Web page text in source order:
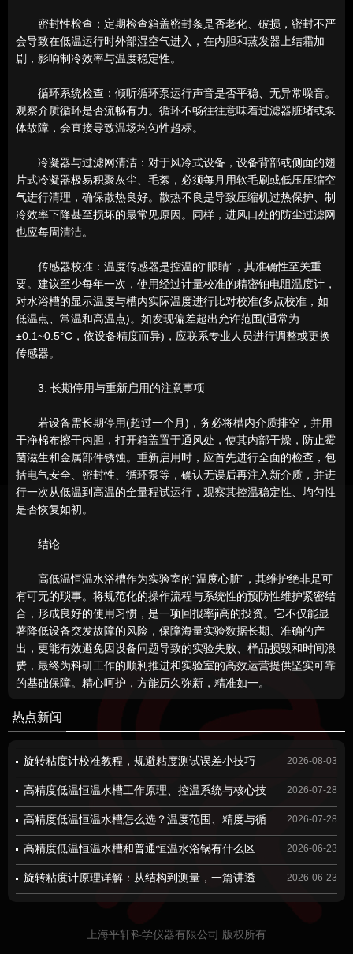
密封性检查：定期检查箱盖密封条是否老化、破损，密封不严
会导致在低温运行时外部湿空气进入，在内胆和蒸发器上结霜加
剧，影响制冷效率与温度稳定性。
循环系统检查：倾听循环泵运行声音是否平稳、无异常噪音。
观察介质循环是否流畅有力。循环不畅往往意味着过滤器脏堵或泵
体故障，会直接导致温场均匀性超标。
冷凝器与过滤网清洁：对于风冷式设备，设备背部或侧面的翅
片式冷凝器极易积聚灰尘、毛絮，必须每月用软毛刷或低压压缩空
气进行清理，确保散热良好。散热不良是导致压缩机过热保护、制
冷效率下降甚至损坏的最常见原因。同样，进风口处的防尘过滤网
也应每周清洁。
传感器校准：温度传感器是控温的“眼睛”，其准确性至关重
要。建议至少每年一次，使用经过计量校准的精密铂电阻温度计，
对水浴槽的显示温度与槽内实际温度进行比对校准(多点校准，如
低温点、常温和高温点)。如发现偏差超出允许范围(通常为
±0.1~0.5°C，依设备精度而异)，应联系专业人员进行调整或更换
传感器。
3. 长期停用与重新启用的注意事项
若设备需长期停用(超过一个月)，务必将槽内介质排空，并用
干净棉布擦干内胆，打开箱盖置于通风处，使其内部干燥，防止霉
菌滋生和金属部件锈蚀。重新启用时，应首先进行全面的检查，包
括电气安全、密封性、循环泵等，确认无误后再注入新介质，并进
行一次从低温到高温的全量程试运行，观察其控温稳定性、均匀性
是否恢复如初。
结论
高低温恒温水浴槽作为实验室的“温度心脏”，其维护绝非是可
有可无的琐事。将规范化的操作流程与系统性的预防性维护紧密结
合，形成良好的使用习惯，是一项回报率ji高的投资。它不仅能显
著降低设备突发故障的风险，保障海量实验数据长期、准确的产
出，更能有效避免因设备问题导致的实验失败、样品损毁和时间浪
费，最终为科研工作的顺利推进和实验室的高效运营提供坚实可靠
的基础保障。精心呵护，方能历久弥新，精准如一。
热点新闻
旋转粘度计校准教程，规避粘度测试误差小技巧 2026-08-03
高精度低温恒温水槽工作原理、控温系统与核心技
术解析
2026-07-28
高精度低温恒温水槽怎么选？温度范围、精度与循
环性能选型要点
2026-07-28
高精度低温恒温水槽和普通恒温水浴锅有什么区
别？看完这篇你就明白了
2026-06-23
旋转粘度计原理详解：从结构到测量，一篇讲透 2026-06-23
上海平轩科学仪器有限公司 版权所有